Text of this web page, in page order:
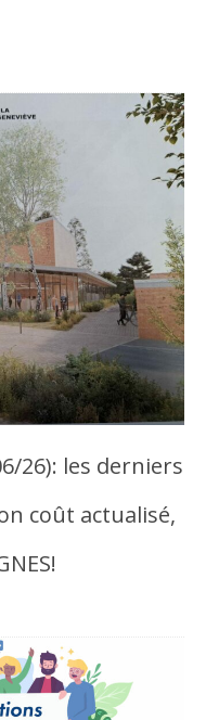
26): les derniers
coût actualisé,